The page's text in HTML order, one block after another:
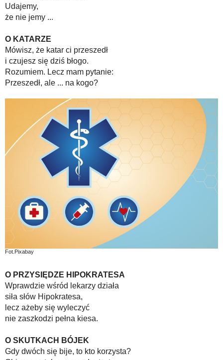
Udajemy,
że nie jemy ...
O KATARZE
Mówisz, że katar ci przeszedł
i czujesz się dziś błogo.
Rozumiem. Lecz mam pytanie:
Przeszedł, ale ... na kogo?
Fot.Pixabay
O PRZYSIĘDZE HIPOKRATESA
Wprawdzie wśród lekarzy działa
siła słów Hipokratesa,
lecz ażeby się wyleczyć
nie zaszkodzi pełna kiesa.
O SKUTKACH BÓJEK
Gdy dwóch się bije, to kto korzysta?